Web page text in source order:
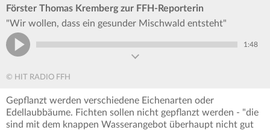
Förster Thomas Kremberg zur FFH-Reporterin
"Wir wollen, dass ein gesunder Mischwald entsteht"
1:48
© HIT RADIO FFH
Gepflanzt werden verschiedene Eichenarten oder
Edellaubbäume. Fichten sollen nicht gepflanzt werden - "die
sind mit dem knappen Wasserangebot überhaupt nicht gut